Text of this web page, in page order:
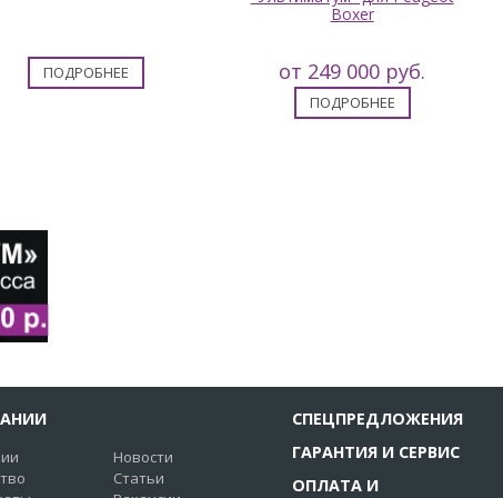
ПОДРОБНЕЕ
Boxer
от 249 000 руб.
ПОДРОБНЕЕ
Новости
Статьи
СПЕЦПРЕДЛОЖЕНИЯ
ГАРАНТИЯ И СЕРВИС
ОПЛАТА И